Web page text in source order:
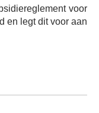
voor
en legt dit voor aan